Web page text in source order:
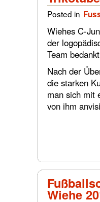
Posted in
Wiehes C-
der
Team
Nach der
die starken
man sich mit
von ihm
Wiehe